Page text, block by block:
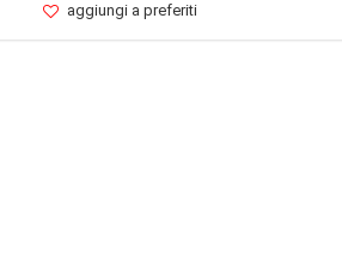
aggiungi a preferiti